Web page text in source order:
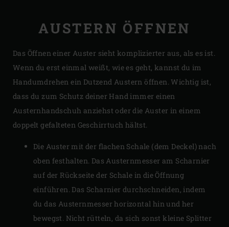
AUSTERN ÖFFNEN
Das Öffnen einer Auster sieht komplizierter aus, als es ist.
Wenn du erst einmal weißt, wie es geht, kannst du im
Handumdrehen ein Dutzend Austern öffnen. Wichtig ist,
dass du zum Schutz deiner Hand immer einen
Austernhandschuh anziehst oder die Auster in einem
doppelt gefalteten Geschirrtuch hältst.
Die Auster mit der flachen Schale (dem Deckel) nach
oben festhalten. Das Austernmesser am Scharnier
auf der Rückseite der Schale in die Öffnung
einführen. Das Scharnier durchschneiden, indem
du das Austernmesser horizontal hin und her
bewegst. Nicht rütteln, da sich sonst kleine Splitter